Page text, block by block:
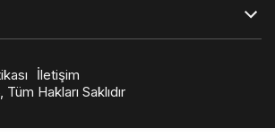
İletişim
Hakları Saklıdır